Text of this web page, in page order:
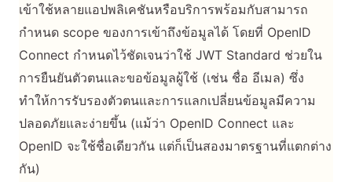
เข้าใช้หลายแอปพลิเคชันหรือบริการพร้อมกับสามารถ
กำหนด scope ของการเข้าถึงข้อมูลได้ โดยที่ OpenID
Connect กำหนดไว้ชัดเจนว่าใช้ JWT Standard ช่วยใน
การยืนยันตัวตนและขอข้อมูลผู้ใช้ (เช่น ชื่อ อีเมล) ซึ่ง
ทำให้การรับรองตัวตนและการแลกเปลี่ยนข้อมูลมีความ
ปลอดภัยและง่ายขึ้น (แม้ว่า OpenID Connect และ
OpenID จะใช้ชื่อเดียวกัน แต่ก็เป็นสองมาตรฐานที่แตกต่าง
กัน)